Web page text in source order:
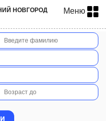
НОВГОРОД
Меню